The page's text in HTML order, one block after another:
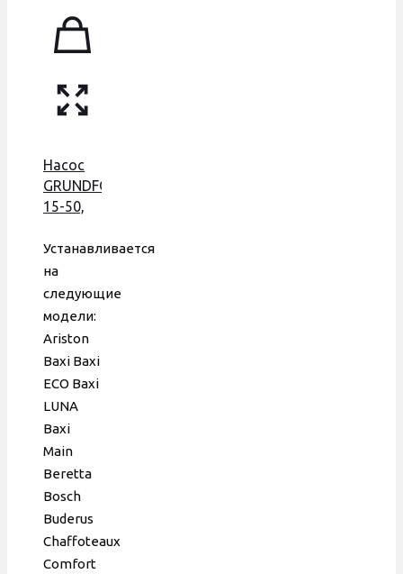
Насос
GRUNDFOS
15-50,
пластиковой
гидрогруппой,
59765003
Устанавливается
на
следующие
модели:
Ariston
Baxi Baxi
ECO Baxi
LUNA
Baxi
Main
Berettа
Bosch
Buderus
Chaffoteaux
Comfort